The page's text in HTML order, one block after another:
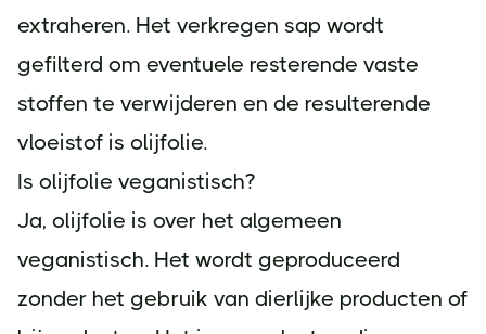
extraheren. Het verkregen sap wordt
gefilterd om eventuele resterende vaste
stoffen te verwijderen en de resulterende
vloeistof is olijfolie.
Is olijfolie veganistisch?
Ja, olijfolie is over het algemeen
veganistisch. Het wordt geproduceerd
zonder het gebruik van dierlijke producten of